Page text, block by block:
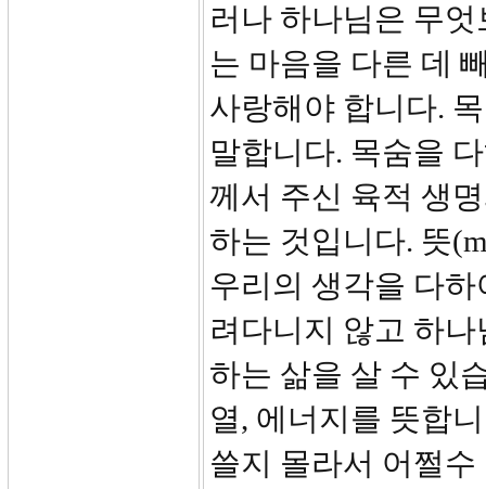
러나 하나님은 무
는 마음을 다른 데
사랑해야 합니다.
말합니다. 목숨을
께서 주신 육적 생
하는 것입니다. 뜻
우리의 생각을 다
려다니지 않고 하
하는 삶을 살 수 있
열, 에너지를 뜻합
쓸지 몰라서 어쩔